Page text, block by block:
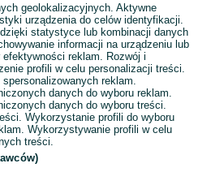
geolokalizacyjnych. Aktywne
urządzenia do celów identyfikacji.
statystyce lub kombinacji danych
informacji na urządzeniu lub
reklam. Rozwój i
profili w celu personalizacji treści.
reklam.
danych do wyboru reklam.
danych do wyboru treści.
Wykorzystanie profili do wyboru
Wykorzystywanie profili w celu
treści.